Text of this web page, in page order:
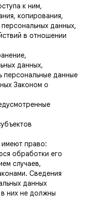
к ним,
копирования,
данных,
в отношении
данных,
персональные данные
Законом о
имеют право:
обработки его
случаев,
Сведения
данных
них не должны